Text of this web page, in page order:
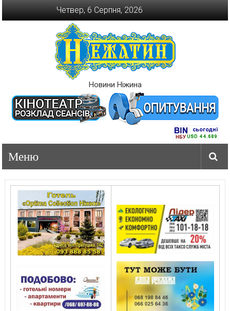
Четвер, 6 Серпня, 2026
Новини Ніжина